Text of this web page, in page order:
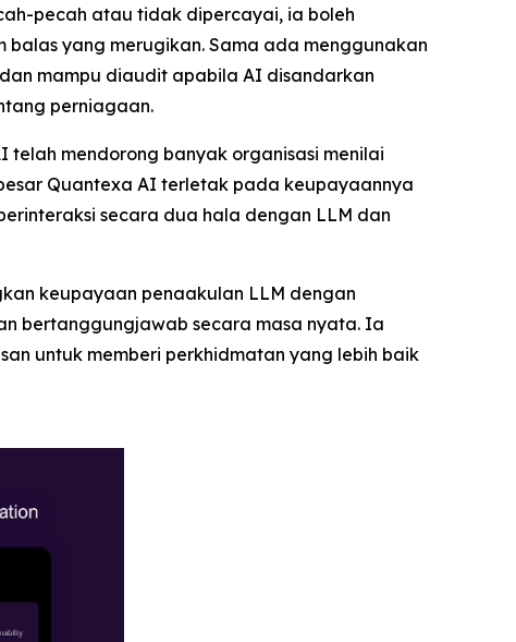
pecah atau tidak dipercayai, ia boleh
yang merugikan. Sama ada menggunakan
mampu diaudit apabila AI disandarkan
perniagaan.
mendorong banyak organisasi menilai
Quantexa AI terletak pada keupayaannya
secara dua hala dengan LLM dan
keupayaan penaakulan LLM dengan
bertanggungjawab secara masa nyata. Ia
untuk memberi perkhidmatan yang lebih baik